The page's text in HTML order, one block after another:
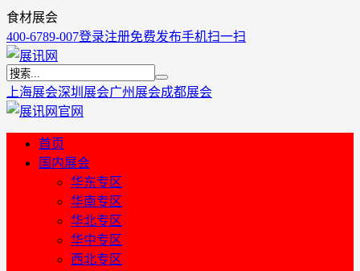
食材展会
400-6789-007登录注册免费发布手机扫一扫
上海展会深圳展会广州展会成都展会
首页
国内展会
华东专区
华南专区
华北专区
华中专区
西北专区